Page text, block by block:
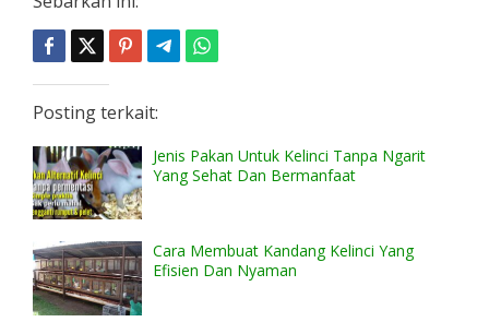
Posting terkait:
Jenis Pakan Untuk Kelinci Tanpa Ngarit
Yang Sehat Dan Bermanfaat
Cara Membuat Kandang Kelinci Yang
Efisien Dan Nyaman